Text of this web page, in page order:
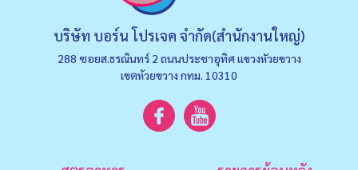
บริษัท บอร์น โปรเจค จำกัด(สำนักงานใหญ่)
288 ซอยส.ธรณินทร์ 2 ถนนประชาอุทิศ แขวงหัวยขวาง
เขตห้วยขวาง กทม. 10310